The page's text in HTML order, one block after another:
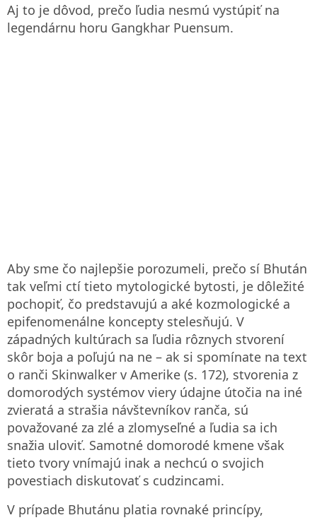
Aj to je dôvod, prečo ľudia nesmú vystúpiť na
legendárnu horu Gangkhar Puensum.
Aby sme čo najlepšie porozumeli, prečo sí Bhután
tak veľmi ctí tieto mytologické bytosti, je dôležité
pochopiť, čo predstavujú a aké kozmologické a
epifenomenálne koncepty stelesňujú. V
západných kultúrach sa ľudia rôznych stvorení
skôr boja a poľujú na ne – ak si spomínate na text
o ranči Skinwalker v Amerike (s. 172), stvorenia z
domorodých systémov viery údajne útočia na iné
zvieratá a strašia návštevníkov ranča, sú
považované za zlé a zlomyseľné a ľudia sa ich
snažia uloviť. Samotné domorodé kmene však
tieto tvory vnímajú inak a nechcú o svojich
povestiach diskutovať s cudzincami.
V prípade Bhutánu platia rovnaké princípy,